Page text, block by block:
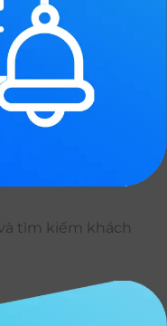
tìm kiếm khách